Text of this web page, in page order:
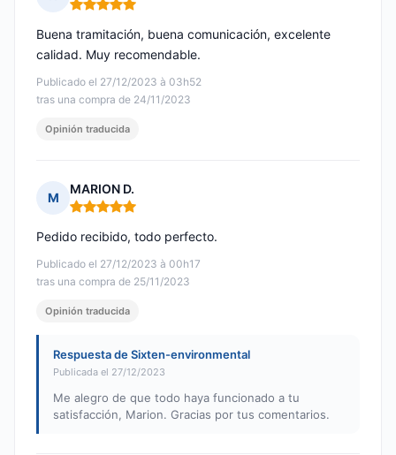
Nota: 5 de 5
Publicado el 27/12/2023 à 03h52
tras una compra de 24/11/2023
Buena tramitación, buena comunicación, excelente
calidad. Muy recomendable.
Opinión traducida
M
MARION D.
Nota: 5 de 5
Publicado el 27/12/2023 à 00h17
tras una compra de 25/11/2023
Pedido recibido, todo perfecto.
Opinión traducida
Respuesta de Sixten-environmental
Publicada el 27/12/2023
Me alegro de que todo haya funcionado a tu
satisfacción, Marion. Gracias por tus comentarios.